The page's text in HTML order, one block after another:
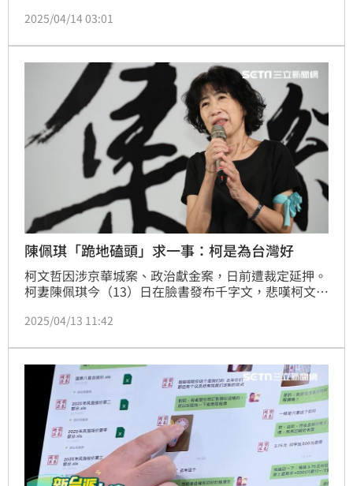
要「賣窮」、「裝可憐」？羅智強今（14）日喊將提告
治獻金猶如木可翻版，被揭發還想推給會計師、監察
院？羅智強近7成政治獻金付給自己人開的公司，提告
前先出來說清楚！
2025/04/14 03:01
陳佩琪「跪地磕頭」求一事：柯是為台灣好
柯文哲因涉京華城案、政治獻金案，日前遭裁定延押。
柯妻陳佩琪今（13）日在臉書發布千字文，悲嘆柯文哲
文中向檢察官、北市府及司法單位喊話，更激憤寫下
2025/04/13 11:42